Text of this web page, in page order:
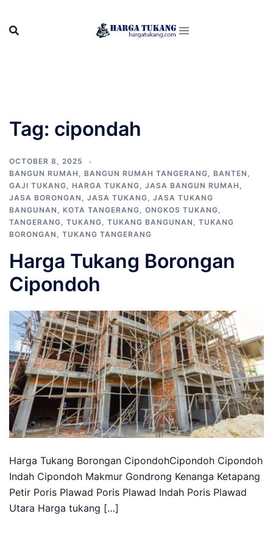
content
Tag: cipondah
OCTOBER 8, 2025
BANGUN RUMAH , BANGUN RUMAH TANGERANG, BANTEN ,
GAJI TUKANG, HARGA TUKANG, JASA BANGUN RUMAH ,
JASA BORONGAN , JASA TUKANG, JASA TUKANG
BANGUNAN , KOTA TANGERANG, ONGKOS TUKANG,
TANGERANG, TUKANG, TUKANG BANGUNAN , TUKANG
BORONGAN , TUKANG TANGERANG
Harga Tukang Borongan
Cipondoh
Harga Tukang Borongan CipondohCipondoh Cipondoh
Indah Cipondoh Makmur Gondrong Kenanga Ketapang
Petir Poris Plawad Poris Plawad Indah Poris Plawad
Utara Harga tukang […]